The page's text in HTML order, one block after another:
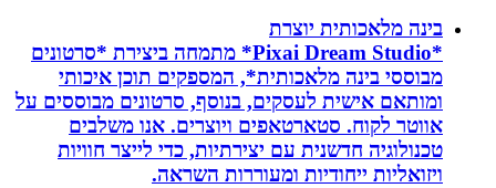
בינה מלאכותית יוצרת
*Pixai Dream Studio* מתמחה ביצירת *סרטונים
מבוססי בינה מלאכותית*, המספקים תוכן איכותי
ומותאם אישית לעסקים, בנוסף, סרטונים מבוססים על
אווטר לקוח. סטארטאפים ויוצרים. אנו משלבים
טכנולוגיה חדשנית עם יצירתיות, כדי לייצר חוויות
ויזואליות ייחודיות ומעוררות השראה.